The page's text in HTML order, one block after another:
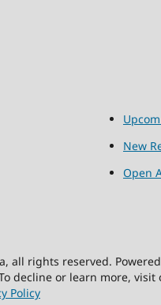
New
Open
all rights reserved.
decline or learn more,
Policy